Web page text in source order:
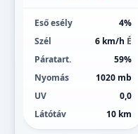
Eső esély
4%
Szél
6 km/h É
Páratart.
59%
Nyomás
1020 mb
UV
0,0
Látótáv
10 km